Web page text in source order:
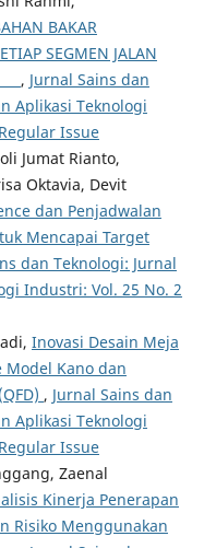
BAKAR
SEGMEN JALAN
, Jurnal Sains dan
Aplikasi Teknologi
Issue
Jumat Rianto,
Oktavia, Devit
dan Penjadwalan
Mencapai Target
dan Teknologi: Jurnal
Industri: Vol. 25 No. 2
Inovasi Desain Meja
Kano dan
, Jurnal Sains dan
Aplikasi Teknologi
Issue
Zaenal
Kinerja Penerapan
Risiko Menggunakan